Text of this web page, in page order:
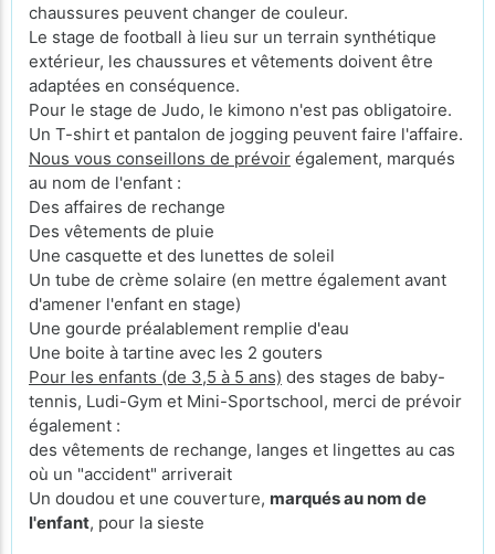
chaussures peuvent changer de couleur.
Le stage de football à lieu sur un terrain synthétique
extérieur, les chaussures et vêtements doivent être
adaptées en conséquence.
Pour le stage de Judo, le kimono n'est pas obligatoire.
Un T-shirt et pantalon de jogging peuvent faire l'affaire.
Nous vous conseillons de prévoir également, marqués
au nom de l'enfant :
Des affaires de rechange
Des vêtements de pluie
Une casquette et des lunettes de soleil
Un tube de crème solaire (en mettre également avant
d'amener l'enfant en stage)
Une gourde préalablement remplie d'eau
Une boite à tartine avec les 2 gouters
Pour les enfants (de 3,5 à 5 ans) des stages de baby-
tennis, Ludi-Gym et Mini-Sportschool, merci de prévoir
également :
des vêtements de rechange, langes et lingettes au cas
où un "accident" arriverait
Un doudou et une couverture, marqués au nom de
l'enfant, pour la sieste